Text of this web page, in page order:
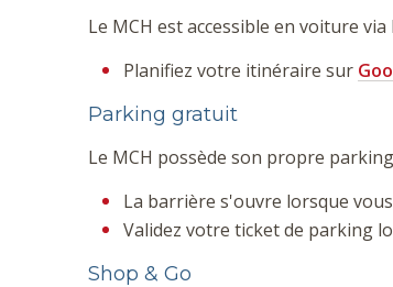
Le MCH est accessible en voiture
Planifiez votre itinéraire sur
Parking gratuit
Le MCH possède son propre
La barrière s'ouvre lorsque
Validez votre ticket de parking
Shop & Go